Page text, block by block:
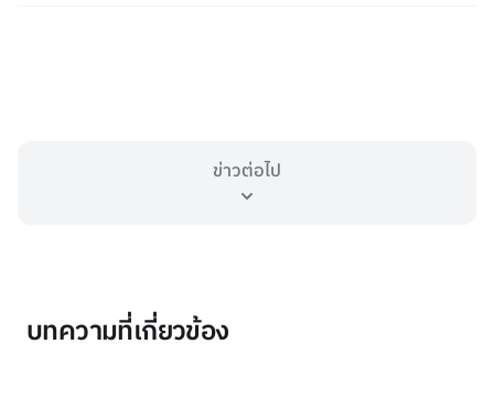
ข่าวต่อไป
บทความที่เกี่ยวข้อง